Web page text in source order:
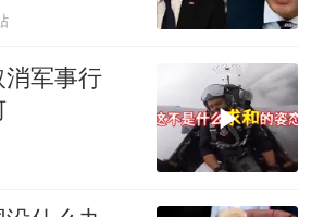
军事行